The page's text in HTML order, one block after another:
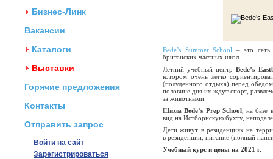
Бизнес-Линк
Вакансии
Каталоги
Выставки
Горячие предложения
Контакты
Отправить запрос
Войти на сайт
Зарегистрироваться
Bede’s Summer School – это сеть
британских частных школ.
Летний учебный центрBede’s
котором очень легко
(полуденного отдыха) перед
половине дня их ждут спорт,
за животными.
ШколаBede’s Prep School, на базе
вид на Истборнскую бухту,
Дети живут в резиденциях на
в резиденции, питание (полный
Учебный курс и цены на 2021 г.